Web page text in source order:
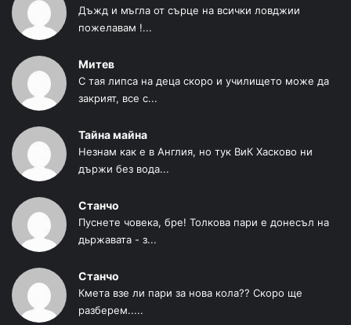
Дъжд и мъгла от сърце на всички ловджии
пожелавам !...
Митев
С тая липса на деца скоро и училището може да
закрият, все с...
Тайна майна
Незнам как е в Англия, но тук ВиК Хасково ни
държи без вода...
Станчо
Пуснете човека, бре! Толкова пари е донесъл на
дьржавата - з...
Станчо
Кмета взе ли пари за нова кола?? Скоро ще
разберем.....